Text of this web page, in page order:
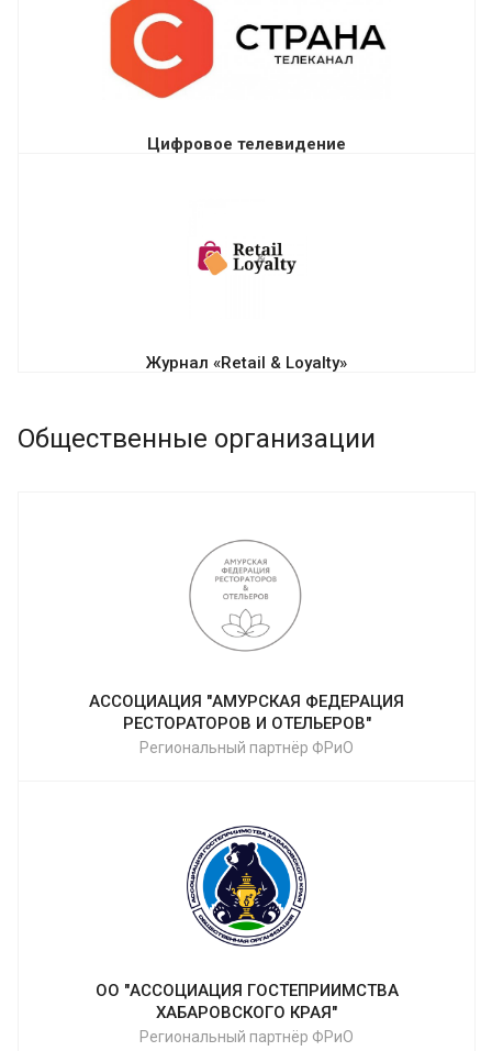
Цифровое телевидение
Журнал «Retail & Loyalty»
Общественные организации
АССОЦИАЦИЯ "АМУРСКАЯ ФЕДЕРАЦИЯ
РЕСТОРАТОРОВ И ОТЕЛЬЕРОВ"
Региональный партнёр ФРиО
ОО "АССОЦИАЦИЯ ГОСТЕПРИИМСТВА
ХАБАРОВСКОГО КРАЯ"
Региональный партнёр ФРиО